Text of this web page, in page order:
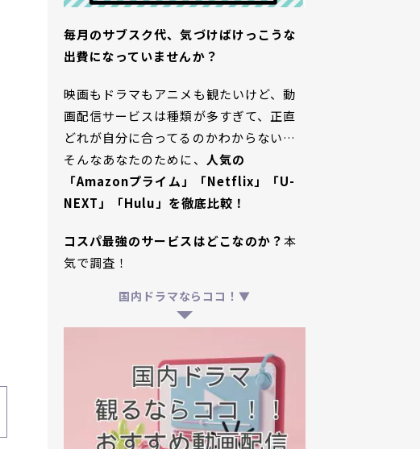
毎月のサブスク代、気づけばけっこうな
出費になっていませんか？
映画もドラマもアニメも観たいけど、動
画配信サービスは種類が多すぎて、正直
どれが自分に合ってるのかわからない…
そんなあなたのために、 人気の
「Amazonプライム」「Netflix」「U-
NEXT」「Hulu」を徹底比較！
コスパ最強のサービスはどこなのか？本
気で調査！
国内ドラマならココ！▼